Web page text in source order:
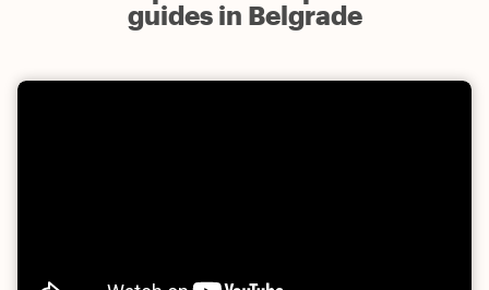
guides in Belgrade